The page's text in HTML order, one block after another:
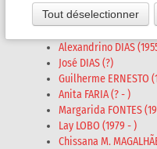
Auteurs P - S▼
Auteurs T - V▼
Revues A-K▼
Revues L-Z▼
Eileen Almeida
Alexandrino DIAS
José DIAS (?)
Guilherme ERNESTO
Anita FARIA (? - )
Margarida FONTES
Lay LOBO (1979 - )
Chissana M.
cookies
Tout déselectionner